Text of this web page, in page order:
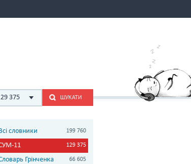
375 ШУКАТИ
словники 199 760
11 129 375
Грінченка 66 605